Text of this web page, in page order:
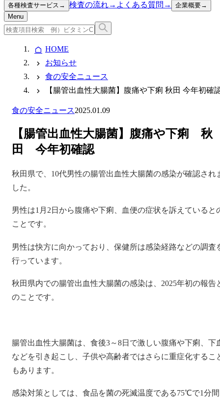
各種検査サービス → 検査の流れ→ よくある質問 → 企業概要→
Menu
HOME
お知らせ
食の安全ニュース
【腸管出血性大腸菌】腹痛や下痢 秋田 今年初確
食の安全ニュース2025.01.09
【腸管出血性大腸菌】腹痛や下痢 秋
田 今年初確認
秋田県で、10代男性の腸管出血性大腸菌の感染が確認され
した。
男性は1月2日から腹痛や下痢、血便の症状を訴えていると
ことです。
男性は快方に向かっており、保健所は感染経路などの調査
行っています。
秋田県内での腸管出血性大腸菌の感染は、2025年初の報告
のことです。
腸管出血性大腸菌は、食後3～8日で激しい腹痛や下痢、下
などを引き起こし、子供や高齢者ではさらに重症化するこ
もあります。
感染対策としては、食品を菌の死滅温度である75℃で1分間